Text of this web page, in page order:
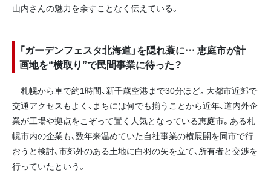
山内さんの魅力を余すことなく伝えている。
「ガーデンフェスタ北海道」を隠れ蓑に… 恵庭市が計
画地を“横取り”で民間事業に待った？
札幌から車で約1時間、新千歳空港まで30分ほど。大都市近郊で
交通アクセスもよく、まちには何でも揃うことから近年、道内外企
業が工場や拠点をこぞって置く人気となっている恵庭市。ある札
幌市内の企業も、数年来温めていた自社事業の横展開を同市で行
おうと検討、市郊外のある土地に白羽の矢を立て、所有者と交渉を
行っていたという。